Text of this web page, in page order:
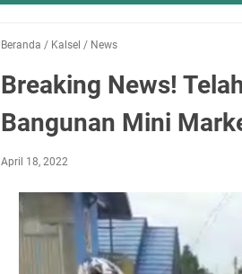
Beranda / Kalsel / News
Breaking News!
Bangunan Mini
April 18, 2022